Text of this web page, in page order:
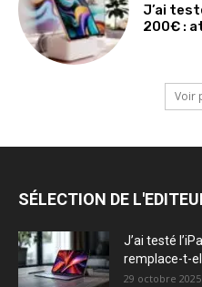
J’ai
200€ :
Voir
SÉLECTION DE
J’ai testé
remplace-t-
29 octobre 2025